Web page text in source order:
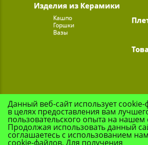
Изделия из Керамики
Кашпо
Горшки
Вазы
Данный веб-сайт использует
в целях предоставления вам
пользовательского опыта на нашем
Продолжая использовать данный
соглашаетесь с использованием
cookie-файлов. Для получения